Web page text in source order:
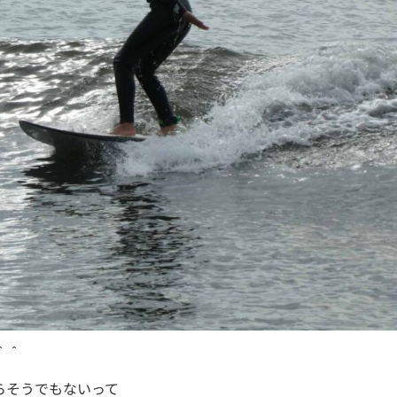
うでもないって